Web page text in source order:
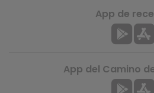
App de
App del Camino